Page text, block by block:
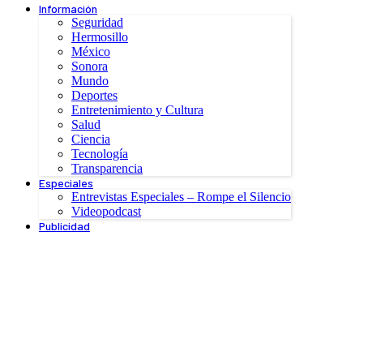
Información
Seguridad
Hermosillo
México
Sonora
Mundo
Deportes
Entretenimiento y Cultura
Salud
Ciencia
Tecnología
Transparencia
Especiales
Entrevistas Especiales – Rompe el Silencio
Videopodcast
Publicidad